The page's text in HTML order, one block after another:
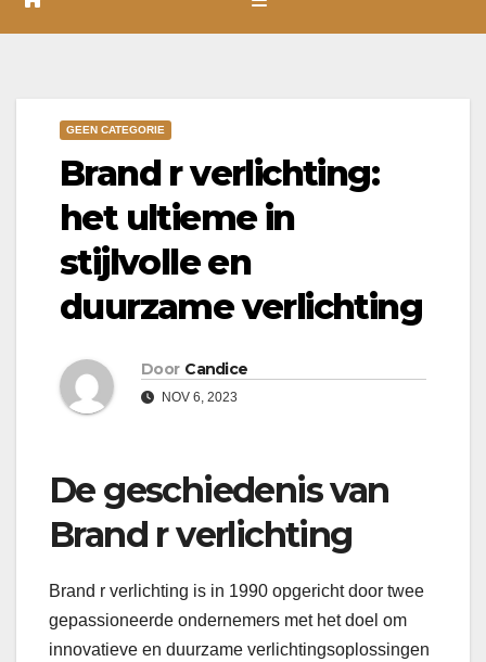
GEEN CATEGORIE
Brand r verlichting:
het ultieme in
stijlvolle en
duurzame verlichting
Door Candice
NOV 6, 2023
De geschiedenis van
Brand r verlichting
Brand r verlichting is in 1990 opgericht door twee
gepassioneerde ondernemers met het doel om
innovatieve en duurzame verlichtingsoplossingen